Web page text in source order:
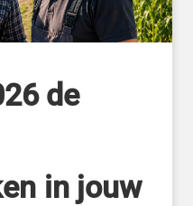
de
in jouw